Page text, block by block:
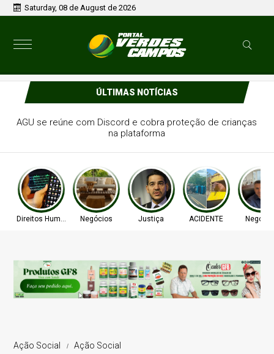
Saturday, 08 de August de 2026
ÚLTIMAS NOTÍCIAS
AGU se reúne com Discord e cobra proteção de crianças
na plataforma
Direitos Humanos Negócios Justiça ACIDENTE
Ação Social Ação Social